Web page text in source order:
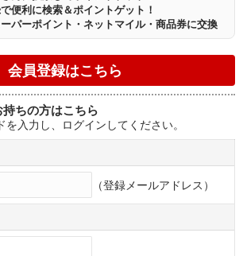
便利に検索＆ポイントゲット！
パーポイント・ネットマイル・商品券に交換
ちの方はこちら
入力し、ログインしてください。
（登録メールアドレス）